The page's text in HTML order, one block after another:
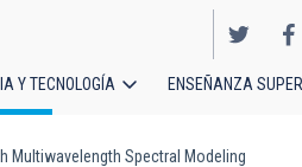
Y TECNOLOGÍA ENSEÑANZA
Multiwavelength Spectral Modeling